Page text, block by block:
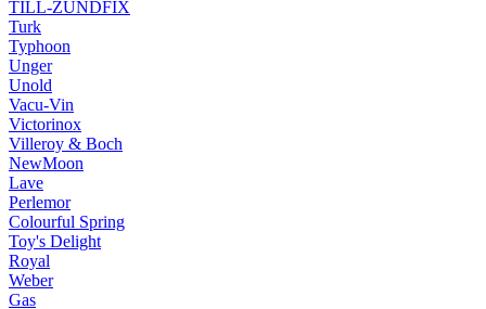
TILL-ZÜNDFIX
Turk
Typhoon
Unger
Unold
Vacu-Vin
Victorinox
Villeroy & Boch
NewMoon
Lave
Perlemor
Colourful Spring
Toy's Delight
Royal
Weber
Gas